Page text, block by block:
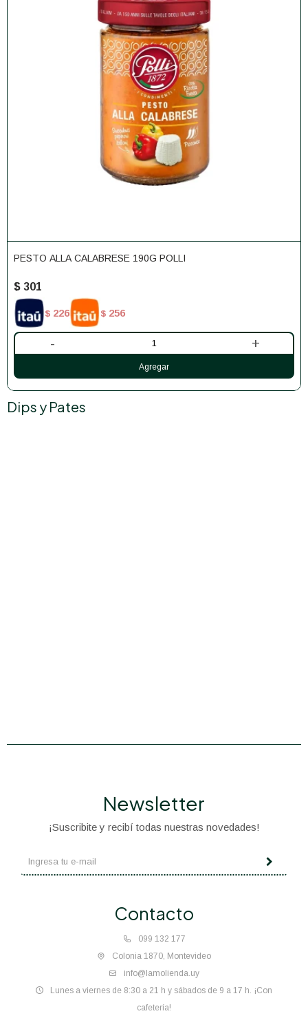
PESTO ALLA CALABRESE 190G POLLI
$ 301
$ 226 $ 256
- +
Dips y Pates
Contacto
099 132 177
Colonia 1870, Montevideo
info@lamolienda.uy
Lunes a viernes de 8:30 a 21 h y sábados de 9 a 17 h. ¡Con
cafetería!
Newsletter
¡Suscribite y recibí todas nuestras novedades!